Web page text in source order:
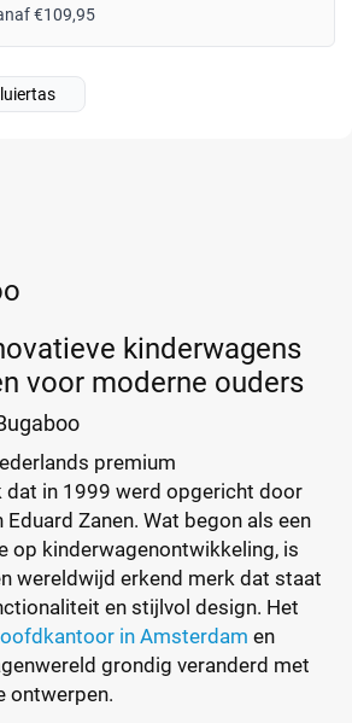
€109,95
kinderwagens
voor moderne ouders
premium
dat in 1999 werd opgericht door
Eduard Zanen. Wat begon als een
op kinderwagenontwikkeling, is
wereldwijd erkend merk dat staat
en stijlvol design. Het
in Amsterdam en
grondig veranderd met
ontwerpen.